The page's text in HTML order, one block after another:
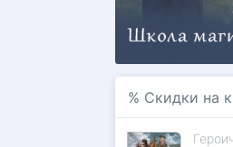
% Скидки на